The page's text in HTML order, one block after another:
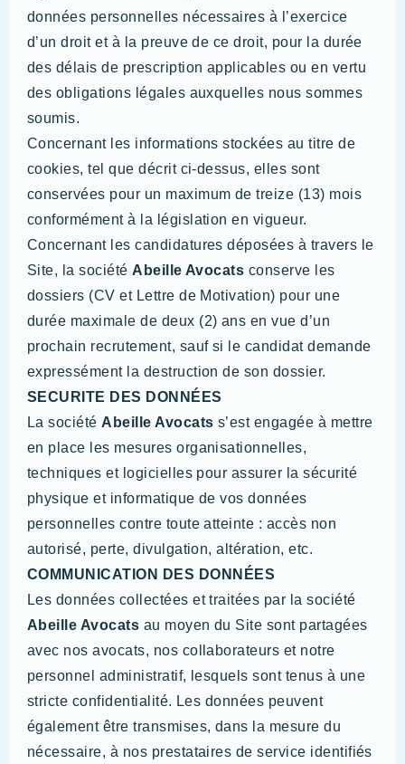
données personnelles nécessaires à l’exercice
d’un droit et à la preuve de ce droit, pour la durée
des délais de prescription applicables ou en vertu
des obligations légales auxquelles nous sommes
soumis.
Concernant les informations stockées au titre de
cookies, tel que décrit ci-dessus, elles sont
conservées pour un maximum de treize (13) mois
conformément à la législation en vigueur.
Concernant les candidatures déposées à travers le
Site, la société Abeille Avocats conserve les
dossiers (CV et Lettre de Motivation) pour une
durée maximale de deux (2) ans en vue d’un
prochain recrutement, sauf si le candidat demande
expressément la destruction de son dossier.
SECURITE DES DONNÉES
La société Abeille Avocats s’est engagée à mettre
en place les mesures organisationnelles,
techniques et logicielles pour assurer la sécurité
physique et informatique de vos données
personnelles contre toute atteinte : accès non
autorisé, perte, divulgation, altération, etc.
COMMUNICATION DES DONNÉES
Les données collectées et traitées par la société
Abeille Avocats au moyen du Site sont partagées
avec nos avocats, nos collaborateurs et notre
personnel administratif, lesquels sont tenus à une
stricte confidentialité. Les données peuvent
également être transmises, dans la mesure du
nécessaire, à nos prestataires de service identifiés